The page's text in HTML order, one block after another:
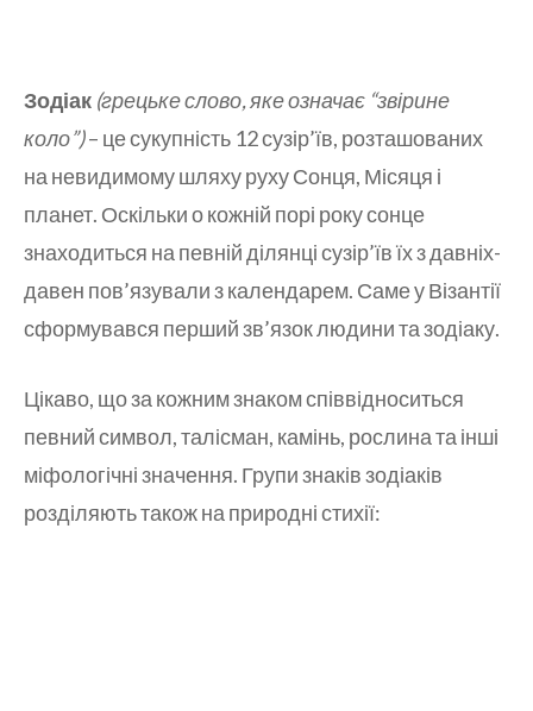
Зодіак (грецьке слово, яке означає “звірине
коло”)– це сукупність 12 сузір’їв, розташованих
на невидимому шляху руху Сонця, Місяця і
планет. Оскільки о кожній порі року сонце
знаходиться на певній ділянці сузір’їв їх з давніх-
давен пов’язували з календарем. Саме у Візантії
сформувався перший зв’язок людини та зодіаку.
Цікаво, що за кожним знаком співвідноситься
певний символ, талісман, камінь, рослина та інші
міфологічні значення. Групи знаків зодіаків
розділяють також на природні стихії: